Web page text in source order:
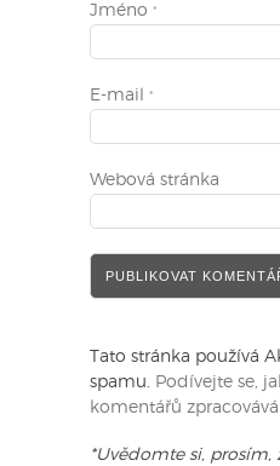
Jméno *
E-mail *
Webová stránka
Tato stránka používá
spamu. Podívejte se,
komentářů
*Uvědomte si, prosím,